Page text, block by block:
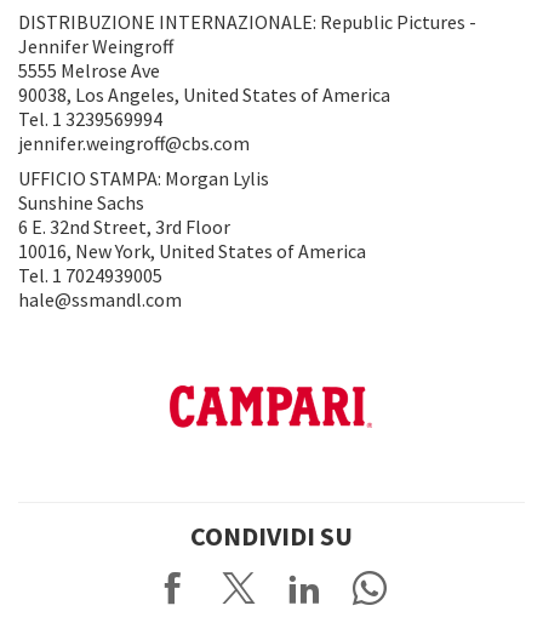
DISTRIBUZIONE INTERNAZIONALE: Republic Pictures -
Jennifer Weingroff
5555 Melrose Ave
90038, Los Angeles, United States of America
Tel. 1 3239569994
jennifer.weingroff@cbs.com
UFFICIO STAMPA: Morgan Lylis
Sunshine Sachs
6 E. 32nd Street, 3rd Floor
10016, New York, United States of America
Tel. 1 7024939005
hale@ssmandl.com
CONDIVIDI SU